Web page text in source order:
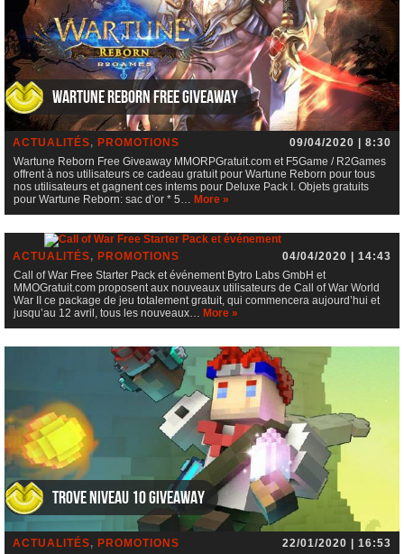
Wartune Reborn Free Giveaway
ACTUALITÉS, PROMOTIONS
09/04/2020 | 8:30
Wartune Reborn Free Giveaway MMORPGratuit.com et F5Game / R2Games
offrent à nos utilisateurs ce cadeau gratuit pour Wartune Reborn pour tous
nos utilisateurs et gagnent ces intems pour Deluxe Pack I. Objets gratuits
pour Wartune Reborn: sac d’or * 5… More »
Call of War Free Starter Pack et événement
ACTUALITÉS, PROMOTIONS
04/04/2020 | 14:43
Call of War Free Starter Pack et événement Bytro Labs GmbH et
MMOGratuit.com proposent aux nouveaux utilisateurs de Call of War World
War II ce package de jeu totalement gratuit, qui commencera aujourd’hui et
jusqu’au 12 avril, tous les nouveaux… More »
Trove Niveau 10 Giveaway
ACTUALITÉS, PROMOTIONS
22/01/2020 | 16:53